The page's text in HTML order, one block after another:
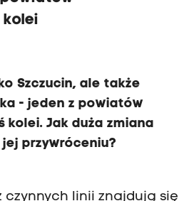
kolei
Szczucin, ale także
- jeden z powiatów
kolei. Jak duża zmiana
przywróceniu?
czynnych linii znajdują się